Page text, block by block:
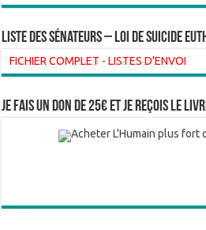
liste des sénateurs – loi de suicide
FICHIER COMPLET -LISTES D'ENVOI
Je fais un don de 25€ et je reçois le